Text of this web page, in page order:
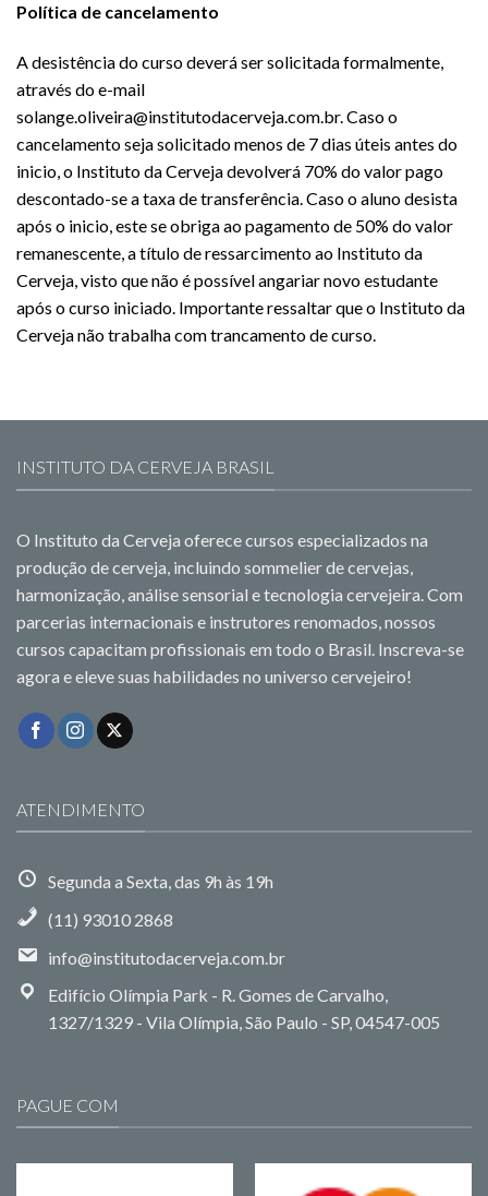
Política de cancelamento
A desistência do curso deverá ser solicitada formalmente,
através do e-mail
solange.oliveira@institutodacerveja.com.br. Caso o
cancelamento seja solicitado menos de 7 dias úteis antes do
inicio, o Instituto da Cerveja devolverá 70% do valor pago
descontado-se a taxa de transferência. Caso o aluno desista
após o inicio, este se obriga ao pagamento de 50% do valor
remanescente, a título de ressarcimento ao Instituto da
Cerveja, visto que não é possível angariar novo estudante
após o curso iniciado. Importante ressaltar que o Instituto da
Cerveja não trabalha com trancamento de curso.
INSTITUTO DA CERVEJA BRASIL
O Instituto da Cerveja oferece cursos especializados na
produção de cerveja, incluindo sommelier de cervejas,
harmonização, análise sensorial e tecnologia cervejeira. Com
parcerias internacionais e instrutores renomados, nossos
cursos capacitam profissionais em todo o Brasil. Inscreva-se
agora e eleve suas habilidades no universo cervejeiro!
ATENDIMENTO
Segunda a Sexta, das 9h às 19h
(11) 93010 2868
info@institutodacerveja.com.br
Edifício Olímpia Park - R. Gomes de Carvalho,
1327/1329 - Vila Olímpia, São Paulo - SP, 04547-005
PAGUE COM